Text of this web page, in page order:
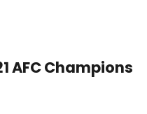
AFC Champions